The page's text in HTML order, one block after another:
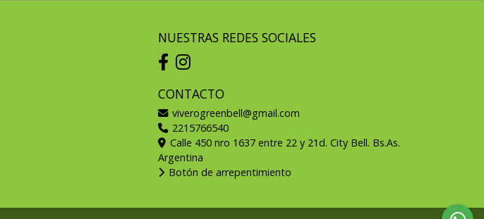
NUESTRAS REDES SOCIALES
CONTACTO
viverogreenbell@gmail.com
2215766540
Calle 450 nro 1637 entre 22 y 21d. City Bell. Bs.As.
Argentina
Botón de arrepentimiento